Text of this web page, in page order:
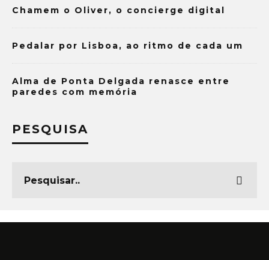
Chamem o Oliver, o concierge digital
Pedalar por Lisboa, ao ritmo de cada um
Alma de Ponta Delgada renasce entre
paredes com memória
PESQUISA